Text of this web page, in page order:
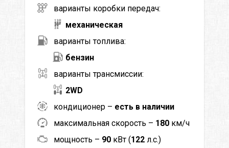
варианты коробки передач:
механическая
варианты топлива:
бензин
варианты трансмиссии:
2WD
кондиционер – есть в наличии
максимальная скорость – 180 км/ч
мощность – 90 кВт (122 л.с.)